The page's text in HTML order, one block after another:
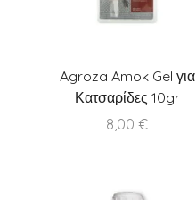
Agroza Amok Gel για
Κατσαρίδες 10gr
8,00 €